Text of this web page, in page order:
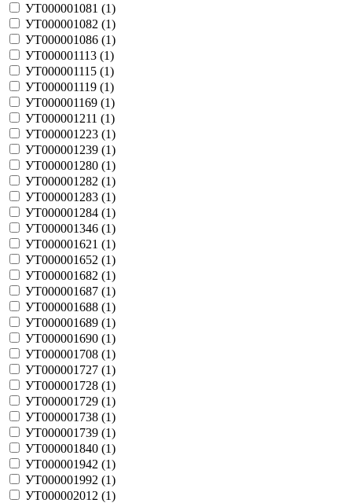
УТ000001081 (1)
УТ000001082 (1)
УТ000001086 (1)
УТ000001113 (1)
УТ000001115 (1)
УТ000001119 (1)
УТ000001169 (1)
УТ000001211 (1)
УТ000001223 (1)
УТ000001239 (1)
УТ000001280 (1)
УТ000001282 (1)
УТ000001283 (1)
УТ000001284 (1)
УТ000001346 (1)
УТ000001621 (1)
УТ000001652 (1)
УТ000001682 (1)
УТ000001687 (1)
УТ000001688 (1)
УТ000001689 (1)
УТ000001690 (1)
УТ000001708 (1)
УТ000001727 (1)
УТ000001728 (1)
УТ000001729 (1)
УТ000001738 (1)
УТ000001739 (1)
УТ000001840 (1)
УТ000001942 (1)
УТ000001992 (1)
УТ000002012 (1)